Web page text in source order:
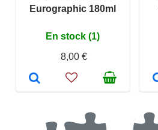
Eurographic 180ml
En stock (1)
8,00 €